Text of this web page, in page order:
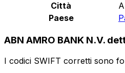
Città
Paese
ABN AMRO BANK N.V.
I codici SWIFT corretti sono